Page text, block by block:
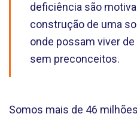
deficiência são
construção de uma
onde possam viver
sem preconceitos.
Somos mais de 46